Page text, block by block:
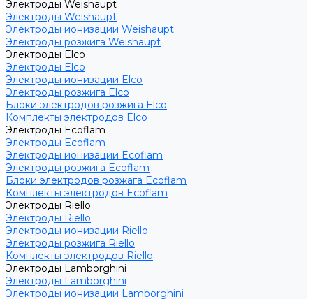
Электроды Weishaupt
Электроды Weishaupt
Электроды ионизации Weishaupt
Электроды розжига Weishaupt
Электроды Elco
Электроды Elco
Электроды ионизации Elco
Электроды розжига Elco
Блоки электродов розжига Elco
Комплекты электродов Elco
Электроды Ecoflam
Электроды Ecoflam
Электроды ионизации Ecoflam
Электроды розжига Ecoflam
Блоки электродов розжага Ecoflam
Комплекты электродов Ecoflam
Электроды Riello
Электроды Riello
Электроды ионизации Riello
Электроды розжига Riello
Комплекты электродов Riello
Электроды Lamborghini
Электроды Lamborghini
Электроды ионизации Lamborghini